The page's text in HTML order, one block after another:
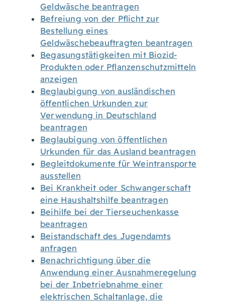
Geldwäsche beantragen
Befreiung von der Pflicht zur
Bestellung eines
Geldwäschebeauftragten beantragen
Begasungstätigkeiten mit Biozid-
Produkten oder Pflanzenschutzmitteln
anzeigen
Beglaubigung von ausländischen
öffentlichen Urkunden zur
Verwendung in Deutschland
beantragen
Beglaubigung von öffentlichen
Urkunden für das Ausland beantragen
Begleitdokumente für Weintransporte
ausstellen
Bei Krankheit oder Schwangerschaft
eine Haushaltshilfe beantragen
Beihilfe bei der Tierseuchenkasse
beantragen
Beistandschaft des Jugendamts
anfragen
Benachrichtigung über die
Anwendung einer Ausnahmeregelung
bei der Inbetriebnahme einer
elektrischen Schaltanlage, die